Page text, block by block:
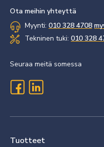
Ota meihin yhteyttä
Myynti: 010 328 4708
Tekninen tuki: 010 328
Seuraa meitä somessa
Tuotteet